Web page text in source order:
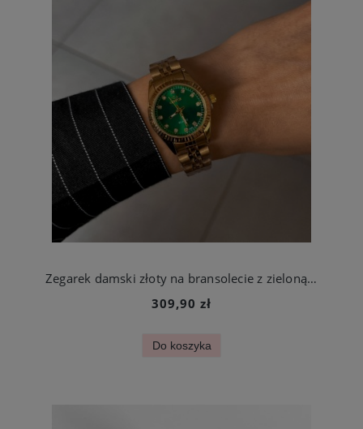
Zegarek damski złoty na bransolecie z zieloną tarczą ze stali chirurgicznej
309,90 zł
Do koszyka